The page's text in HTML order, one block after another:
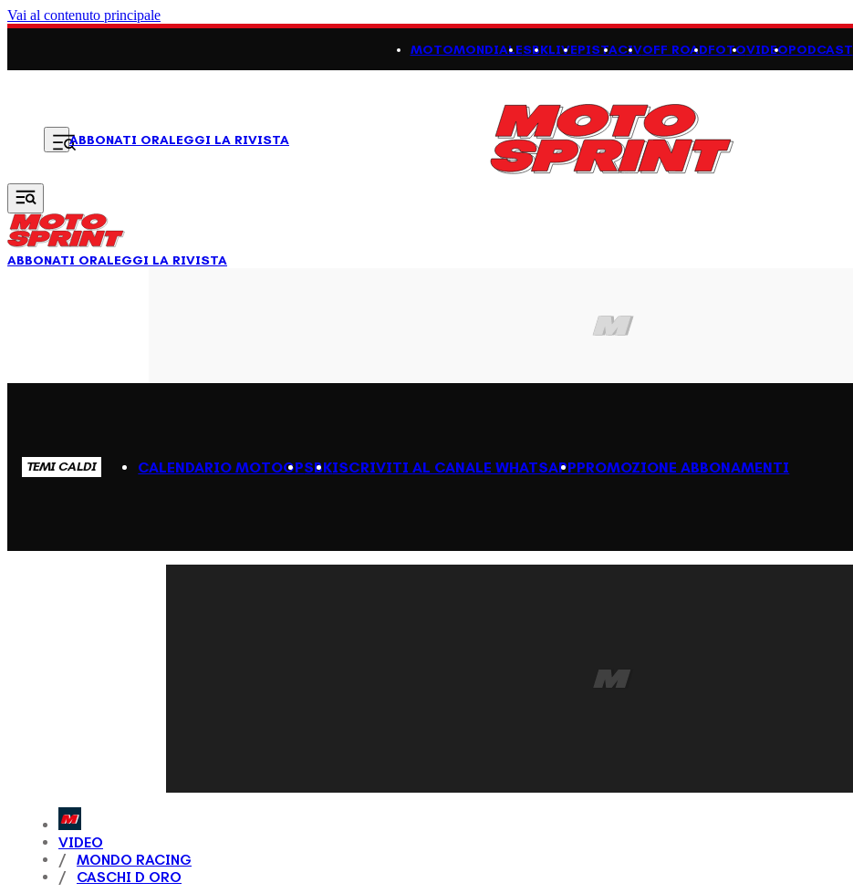
Vai al contenuto principale
MOTOMONDIALESBKLIVEPISTACIVOFF ROADFOTOVIDEOPODCAST
ABBONATI ORALEGGI LA RIVISTA
ABBONATI ORALEGGI LA RIVISTA
TEMI CALDI CALENDARIO MOTOGPSBKISCRIVITI AL CANALE WHATSAPPPROMOZIONE ABBONAMENTI
VIDEO
MONDO RACING
CASCHI D ORO